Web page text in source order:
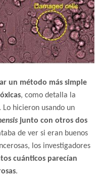
un método más simple
, como detalla la
. Lo hicieron usando un
junto con otros dos
de ver si eran buenos
los investigadores
cuánticos parecían
.